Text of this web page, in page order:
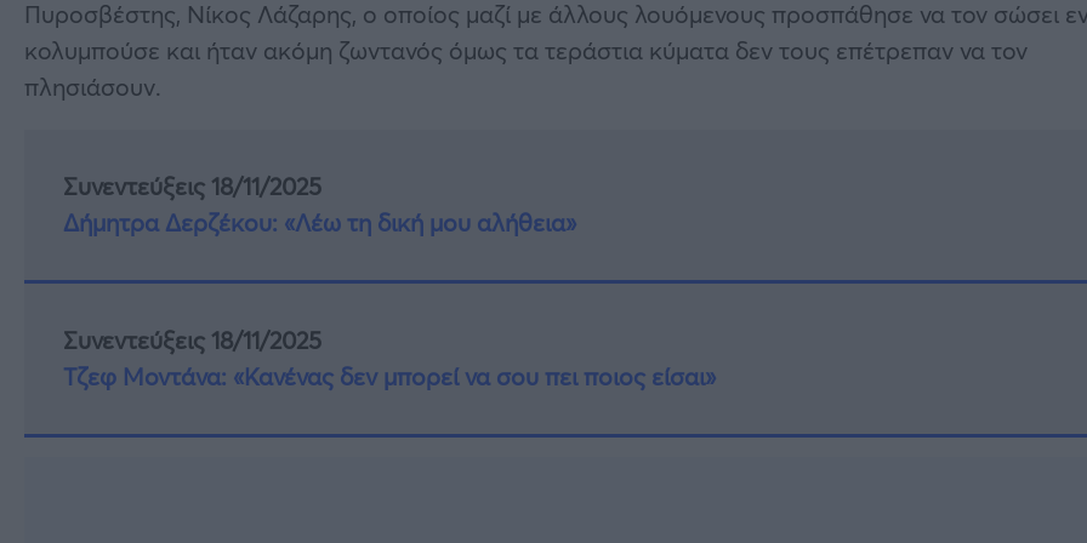
Πυροσβέστης, Νίκος Λάζαρης, ο οποίος μαζί με άλλους λουόμενους προσπάθησε να τον σώσει
κολυμπούσε και ήταν ακόμη ζωντανός όμως τα τεράστια κύματα δεν τους επέτρεπαν να τον
πλησιάσουν.
Συνεντεύξεις 18/11/2025
Δήμητρα Δερζέκου: «Λέω τη δική μου αλήθεια»
Συνεντεύξεις 18/11/2025
Τζεφ Μοντάνα: «Κανένας δεν μπορεί να σου πει ποιος είσαι»